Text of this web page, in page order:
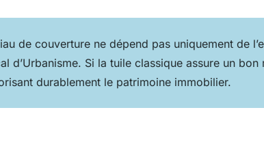
de couverture ne dépend pas uniquement de
d’Urbanisme. Si la tuile classique assure un
durablement le patrimoine immobilier.